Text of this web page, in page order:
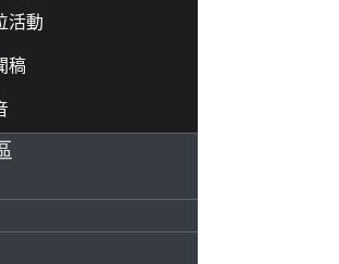
活動
稿